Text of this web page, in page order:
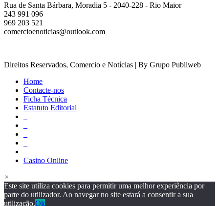
Rua de Santa Bárbara, Moradia 5 - 2040-228 - Rio Maior
243 991 096
969 203 521
comercioenoticias@outlook.com
Direitos Reservados, Comercio e Notícias | By Grupo Publiweb
Home
Contacte-nos
Ficha Técnica
Estatuto Editorial
Casino Online
×
Este site utiliza cookies para permitir uma melhor experiência por
parte do utilizador. Ao navegar no site estará a consentir a sua
utilização.Ok